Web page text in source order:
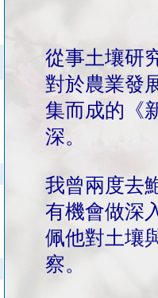
從事土壤研
對於農業發
集而成的《
深。
我曾兩度去
有機會做深
佩他對土壤
察。